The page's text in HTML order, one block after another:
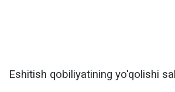
Eshitish qobiliyatining yo'qolishi